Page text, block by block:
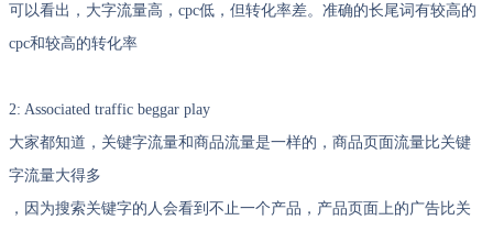
可以看出，大字流量高，cpc低，但转化率差。准确的长尾词有较高的
cpc和较高的转化率
2: Associated traffic beggar play
大家都知道，关键字流量和商品流量是一样的，商品页面流量比关键
字流量大得多
，因为搜索关键字的人会看到不止一个产品，产品页面上的广告比关